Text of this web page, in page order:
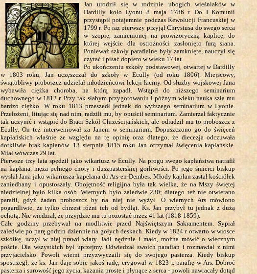
Jan urodził się w rodzinie ubogich wieśniaków w
Dardilly koło Lyonu 8 maja 1786 r. Do I Komunii
przystąpił potajemnie podczas Rewolucji Francuskiej w
1799 r. Po raz pierwszy przyjął Chrystusa do swego serca
w szopie, zamienionej na prowizoryczną kaplicę, do
której wejście dla ostrożności zasłonięto furą siana.
Ponieważ szkoły parafialne były zamknięte, nauczył się
czytać i pisać dopiero w wieku 17 lat.
Po ukończeniu szkoły podstawowej, otwartej w Dardilly
w 1803 roku, Jan uczęszczał do szkoły w Ecully (od roku 1806). Miejscowy,
świątobliwy proboszcz udzielał młodzieńcowi lekcji łaciny. Od służby wojskowej Jana
wybawiła ciężka choroba, na którą zapadł. Wstąpił do niższego seminarium
duchownego w 1812 r. Przy tak słabym przygotowaniu i późnym wieku nauka szła mu
bardzo ciężko. W roku 1813 przeszedł jednak do wyższego seminarium w Lyonie.
Przełożeni, litując się nad nim, radzili mu, by opuścił seminarium. Zamierzał faktycznie
tak uczynić i wstąpić do Braci Szkół Chrześcijańskich, ale odradził mu to proboszcz z
Ecully. On też interweniował za Janem w seminarium. Dopuszczono go do święceń
kapłańskich właśnie ze względu na tę opinię oraz dlatego, że diecezja odczuwała
dotkliwie brak kapłanów. 13 sierpnia 1815 roku Jan otrzymał święcenia kapłańskie.
Miał wówczas 29 lat.
Pierwsze trzy lata spędził jako wikariusz w Ecully. Na progu swego kapłaństwa natrafił
na kapłana, męża pełnego cnoty i duszpasterskiej gorliwości. Po jego śmierci biskup
wysłał Jana jako wikariusza-kapelana do Ars-en-Dembes. Młody kapłan zastał kościółek
zaniedbany i opustoszały. Obojętność religijna była tak wielka, że na Mszy świętej
niedzielnej było kilka osób. Wiernych było zaledwie 230; dlatego też nie otwierano
parafii, gdyż żaden proboszcz by na niej nie wyżył. O wiernych Ars mówiono
pogardliwie, że tylko chrzest różni ich od bydląt. Ks. Jan przybył tu jednak z dużą
ochotą. Nie wiedział, że przyjdzie mu tu pozostać przez 41 lat (1818-1859).
Całe godziny przebywał na modlitwie przed Najświętszym Sakramentem. Sypiał
zaledwie po parę godzin dziennie na gołych deskach. Kiedy w 1824 r. otwarto w wiosce
szkółkę, uczył w niej prawd wiary. Jadł nędznie i mało, można mówić o wiecznym
poście. Dla wszystkich był uprzejmy. Odwiedzał swoich parafian i rozmawiał z nimi
przyjacielsko. Powoli wierni przyzwyczaili się do swojego pasterza. Kiedy biskup
spostrzegł, że ks. Jan daje sobie jakoś radę, erygował w 1823 r. parafię w Ars. Dobroć
pasterza i surowość jego życia, kazania proste i płynące z serca - powoli nawracały dotąd